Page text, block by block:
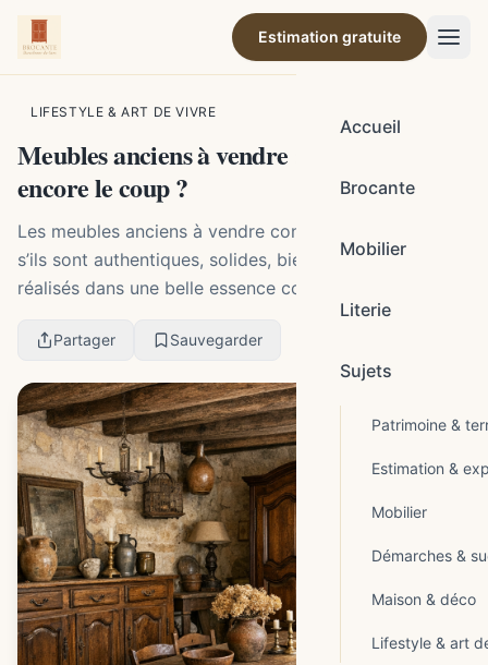
Estimation gratuite
Accueil
Brocante
Mobilier
Literie
Sujets
Patrimoine &
Estimation &
Mobilier
Démarches &
Maison & déco
Lifestyle & art
LIFESTYLE & ART DE VIVRE
Meubles anciens à vendre : lesquels valent
encore le coup ?
Les meubles anciens à vendre conservent de l’intérêt
s’ils sont authentiques, solides, bien proportionnés et
réalisés dans une belle essence comme le chêne, le
noyer ou le merisier. Les buffets rustiq...
Partager Sauvegarder